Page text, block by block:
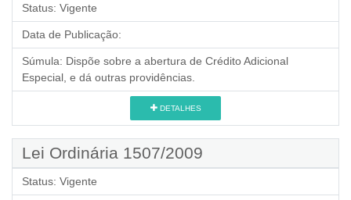
Status: Vigente
Data de Publicação:
Súmula: Dispõe sobre a abertura de Crédito Adicional
Especial, e dá outras providências.
DETALHES
Lei Ordinária 1507/2009
Status: Vigente